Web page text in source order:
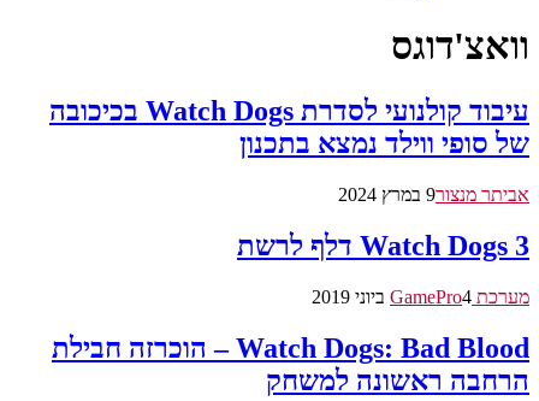
וואצ'דוגס
עיבוד קולנועי לסדרת Watch Dogs בכיכובה
של סופי ווילד נמצא בתכנון
אביתר מנצור9 במרץ 2024
Watch Dogs 3 דלף לרשת
מערכת GamePro 4 ביוני 2019
Watch Dogs: Bad Blood – הוכרזה חבילת
הרחבה ראשונה למשחק